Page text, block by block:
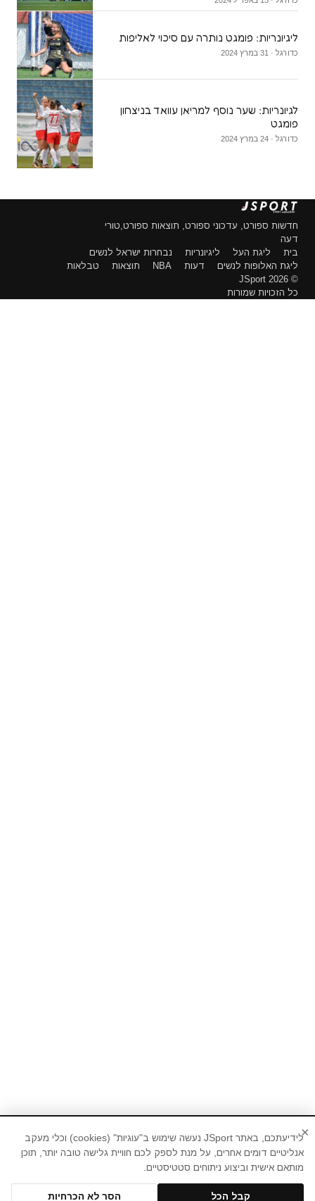
ליגיונריות: פומגט נותרה עם סיכוי לאליפות
כדורגל · 31 במרץ 2024
לגיונריות: שער נוסף למריאן עוואד בניצחון
פומגט
כדורגל · 24 במרץ 2024
חדשות ספורט, עדכוני ספורט, תוצאות ספורט,טורי
דעה
בית
ליגת העל ליגיונריות
נבחרות ישראל לנשים
ליגת האלופות לנשים
דעות NBA תוצאות
טבלאות
© 2026 JSport
כל הזכויות שמורות
×
לידיעתכם, באתר JSport נעשה שימוש ב"עוגיות" (cookies) וכלי מעקב
אנליטיים דומים אחרים, על מנת לספק לכם חוויית גלישה טובה יותר, תוכן
מותאם אישית וביצוע ניתוחים סטטיסטיים.
קבל הכל הסר לא הכרחיות